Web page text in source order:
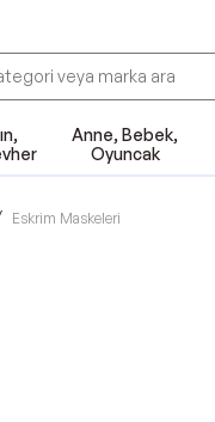
Anne, Bebek,
Oyuncak
Eskrim Maskeleri